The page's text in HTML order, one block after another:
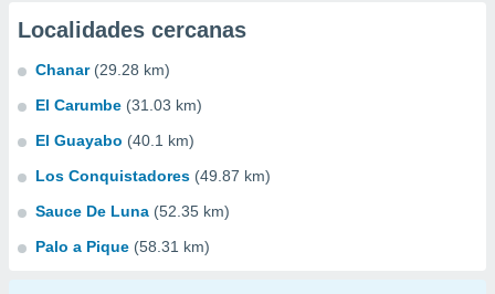
Localidades cercanas
Chanar (29.28 km)
El Carumbe (31.03 km)
El Guayabo (40.1 km)
Los Conquistadores (49.87 km)
Sauce De Luna (52.35 km)
Palo a Pique (58.31 km)